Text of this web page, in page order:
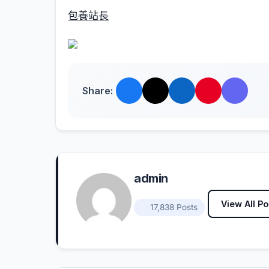
包養站長
Share:
admin
17,838 Posts View All